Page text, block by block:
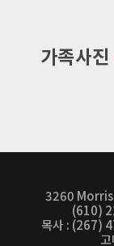
3260 Morris
(610)
목사 : (267)